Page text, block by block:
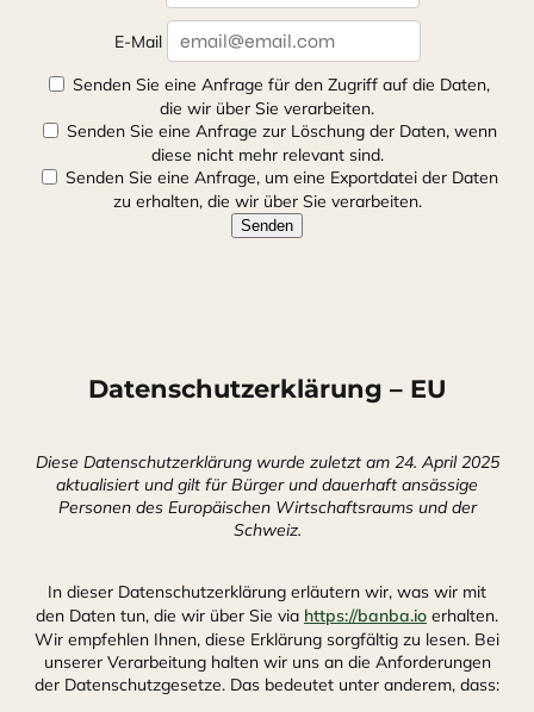
E-Mail
Senden Sie eine Anfrage für den Zugriff auf die Daten,
die wir über Sie verarbeiten.
Senden Sie eine Anfrage zur Löschung der Daten, wenn
diese nicht mehr relevant sind.
Senden Sie eine Anfrage, um eine Exportdatei der Daten
zu erhalten, die wir über Sie verarbeiten.
Datenschutzerklärung – EU
Diese Datenschutzerklärung wurde zuletzt am 24. April 2025
aktualisiert und gilt für Bürger und dauerhaft ansässige
Personen des Europäischen Wirtschaftsraums und der
Schweiz.
In dieser Datenschutzerklärung erläutern wir, was wir mit
den Daten tun, die wir über Sie via https://banba.io erhalten.
Wir empfehlen Ihnen, diese Erklärung sorgfältig zu lesen. Bei
unserer Verarbeitung halten wir uns an die Anforderungen
der Datenschutzgesetze. Das bedeutet unter anderem, dass: